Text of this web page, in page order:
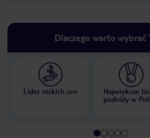
Dlaczego warto wybrać
Lider niskich cen
Największe
podróży w